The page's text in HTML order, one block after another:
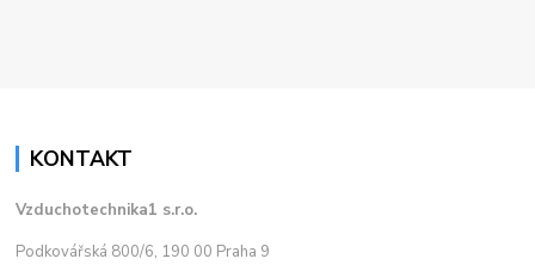
KONTAKT
Vzduchotechnika1 s.r.o.
Podkovářská 800/6, 190 00 Praha 9